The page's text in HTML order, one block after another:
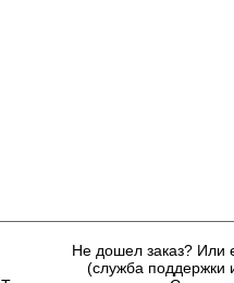
Не дошел заказ? Или
(служба поддержки